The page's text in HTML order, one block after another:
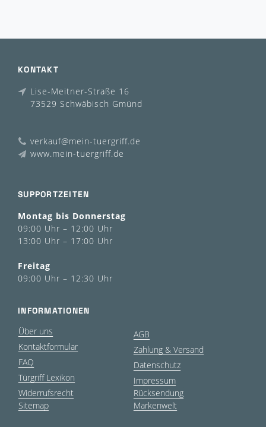
KONTAKT
Lise-Meitner-Straße 16
73529 Schwäbisch Gmünd
verkauf@mein-tuergriff.de
www.mein-tuergriff.de
SUPPORTZEITEN
Montag bis Donnerstag
09:00 Uhr – 12:00 Uhr
13:00 Uhr – 17:00 Uhr
Freitag
09:00 Uhr – 12:30 Uhr
INFORMATIONEN
Über uns
Kontaktformular
FAQ
Türgriff Lexikon
Widerrufsrecht
Sitemap
AGB
Zahlung & Versand
Datenschutz
Impressum
Rücksendung
Markenwelt